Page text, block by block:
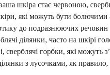
шкіра стає червоною,
які можуть бути болючими
до подразнюючих речовин
ділянки, часто на шкірі
горбки, які можуть
з лусочками, як